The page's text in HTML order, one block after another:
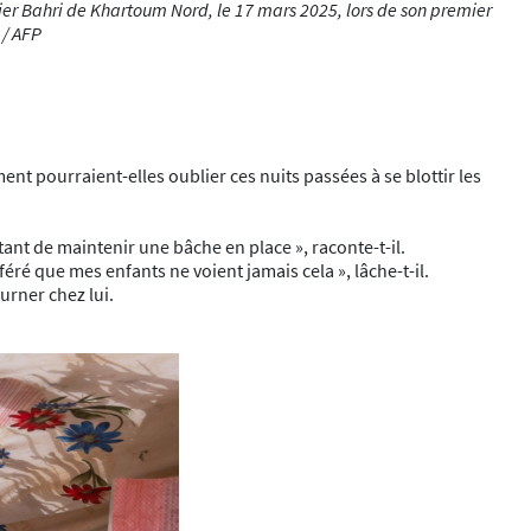
Bahri de Khartoum Nord, le 17 mars 2025, lors de son premier
AFP
pourraient-elles oublier ces nuits passées à se blottir les
de maintenir une bâche en place », raconte-t-il.
que mes enfants ne voient jamais cela », lâche-t-il.
chez lui.